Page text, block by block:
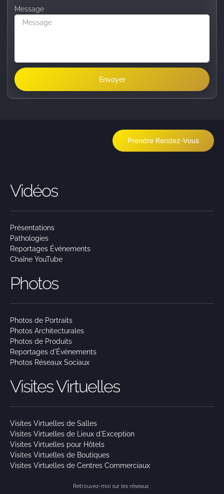
Message
Envoyer
Prendre Rendez-Vous
Vidéos
Présentations
Pathologies
Reportages Événements
Chaîne YouTube
Photos
Photos de Portraits
Photos Architecturales
Photos de Produits
Reportages d'Évènements
Photos Réseaux Sociaux
Visites Virtuelles
Visites Virtuelles de Salles
Visites Virtuelles de Lieux d'Exception
Visites Virtuelles pour Hôtels
Visites Virtuelles de Boutiques
Visites Virtuelles de Centres Commerciaux
Retrouvez-moi sur les réseaux :